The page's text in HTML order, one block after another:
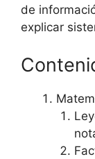
de
explicar